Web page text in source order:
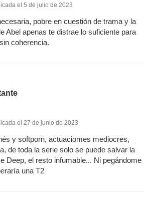
el 5 de julio de 2023
pobre en cuestión de trama y la
Abel apenas te distrae lo suficiente para
coherencia.
el 27 de junio de 2023
y softporn, actuaciomes mediocres,
de toda la serie solo se puede salvar la
Deep, el resto infumable... Ni pegándome
una T2